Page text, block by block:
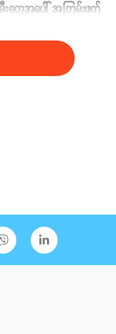
မီးတွေအပေါ် အကြမ်းဖက်